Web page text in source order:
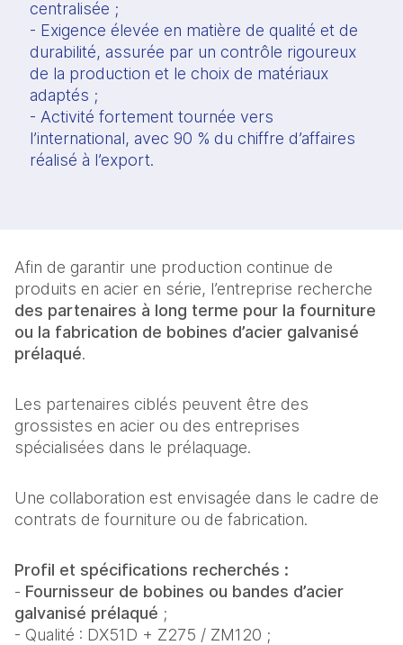
centralisée ;
- Exigence élevée en matière de qualité et de
durabilité, assurée par un contrôle rigoureux
de la production et le choix de matériaux
adaptés ;
- Activité fortement tournée vers
l’international, avec 90 % du chiffre d’affaires
réalisé à l’export.
Afin de garantir une production continue de
produits en acier en série, l’entreprise recherche
des partenaires à long terme pour la fourniture
ou la fabrication de bobines d’acier galvanisé
prélaqué.
Les partenaires ciblés peuvent être des
grossistes en acier ou des entreprises
spécialisées dans le prélaquage.
Une collaboration est envisagée dans le cadre de
contrats de fourniture ou de fabrication.
Profil et spécifications recherchés :
- Fournisseur de bobines ou bandes d’acier
galvanisé prélaqué ;
- Qualité : DX51D + Z275 / ZM120 ;